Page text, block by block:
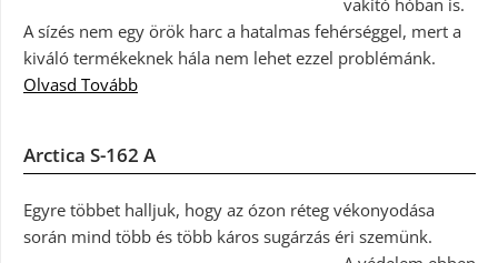
A sízés nem egy örök harc a hatalmas fehérséggel, mert a
kiváló termékeknek hála nem lehet ezzel problémánk.
Olvasd Tovább
Arctica S-162 A
Egyre többet halljuk, hogy az ózon réteg vékonyodása
során mind több és több káros sugárzás éri szemünk.